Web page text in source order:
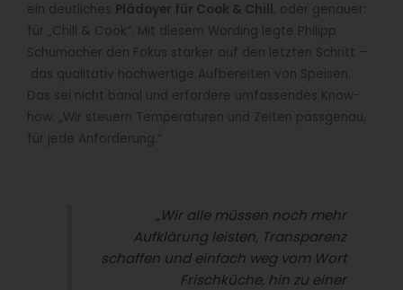
ein deutliches Plädoyer für Cook & Chill, oder genauer:
für „Chill & Cook“. Mit diesem Wording legte Philipp
Schumacher den Fokus stärker auf den letzten Schritt –
das qualitativ hochwertige Aufbereiten von Speisen.
Das sei nicht banal und erfordere umfassendes Know-
how: „Wir steuern Temperaturen und Zeiten passgenau,
für jede Anforderung.“
„Wir alle müssen noch mehr
Aufklärung leisten, Transparenz
schaffen und einfach weg vom Wort
Frischküche, hin zu einer